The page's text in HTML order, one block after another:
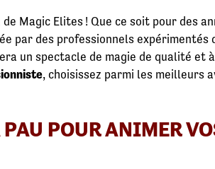
Magic Elites ! Que ce soit pour des
par des professionnels expérimentés
un spectacle de magie de qualité et
, choisissez parmi les meilleurs
POUR ANIMER